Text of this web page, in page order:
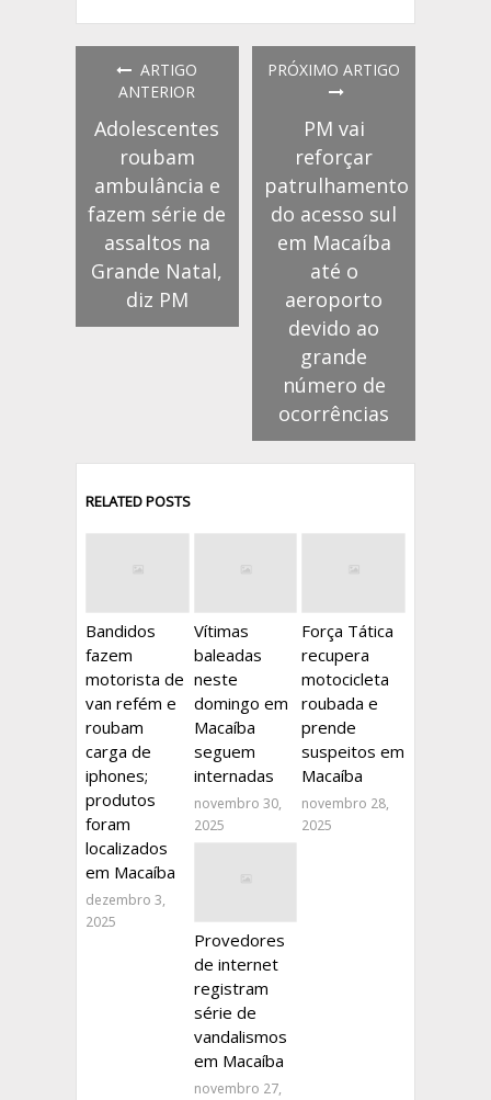
ARTIGO
ANTERIOR
Adolescentes
roubam
ambulância e
fazem série de
assaltos na
Grande Natal,
diz PM
PRÓXIMO ARTIGO
PM vai
reforçar
patrulhamento
do acesso sul
em Macaíba
até o
aeroporto
devido ao
grande
número de
ocorrências
RELATED POSTS
Bandidos
fazem
motorista de
van refém e
roubam
carga de
iphones;
produtos
foram
localizados
em Macaíba
dezembro 3,
2025
Vítimas
baleadas
neste
domingo em
Macaíba
seguem
internadas
novembro 30,
2025
Força Tática
recupera
motocicleta
roubada e
prende
suspeitos em
Macaíba
novembro 28,
2025
Provedores
de internet
registram
série de
vandalismos
em Macaíba
novembro 27,